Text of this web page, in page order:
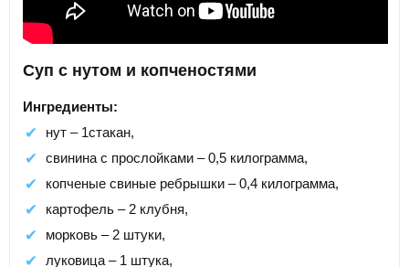
Суп с нутом и копченостями
Ингредиенты:
нут – 1стакан,
свинина с прослойками – 0,5 килограмма,
копченые свиные ребрышки – 0,4 килограмма,
картофель – 2 клубня,
морковь – 2 штуки,
луковица – 1 штука,